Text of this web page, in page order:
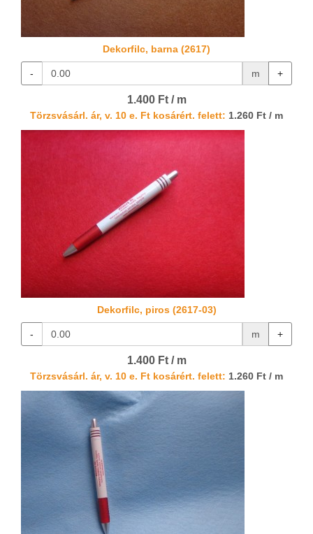
Dekorfilc, barna (2617)
- m +
1.400 Ft / m
Törzsvásárl. ár, v. 10 e. Ft kosárért. felett: 1.260 Ft / m
Dekorfilc, piros (2617-03)
- m +
1.400 Ft / m
Törzsvásárl. ár, v. 10 e. Ft kosárért. felett: 1.260 Ft / m